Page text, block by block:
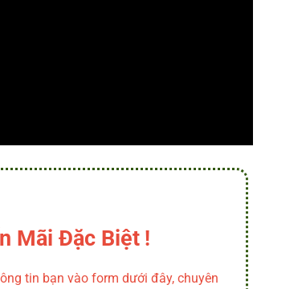
Mãi Đặc Biệt!
tin bạn vào form dưới đây, chuyên